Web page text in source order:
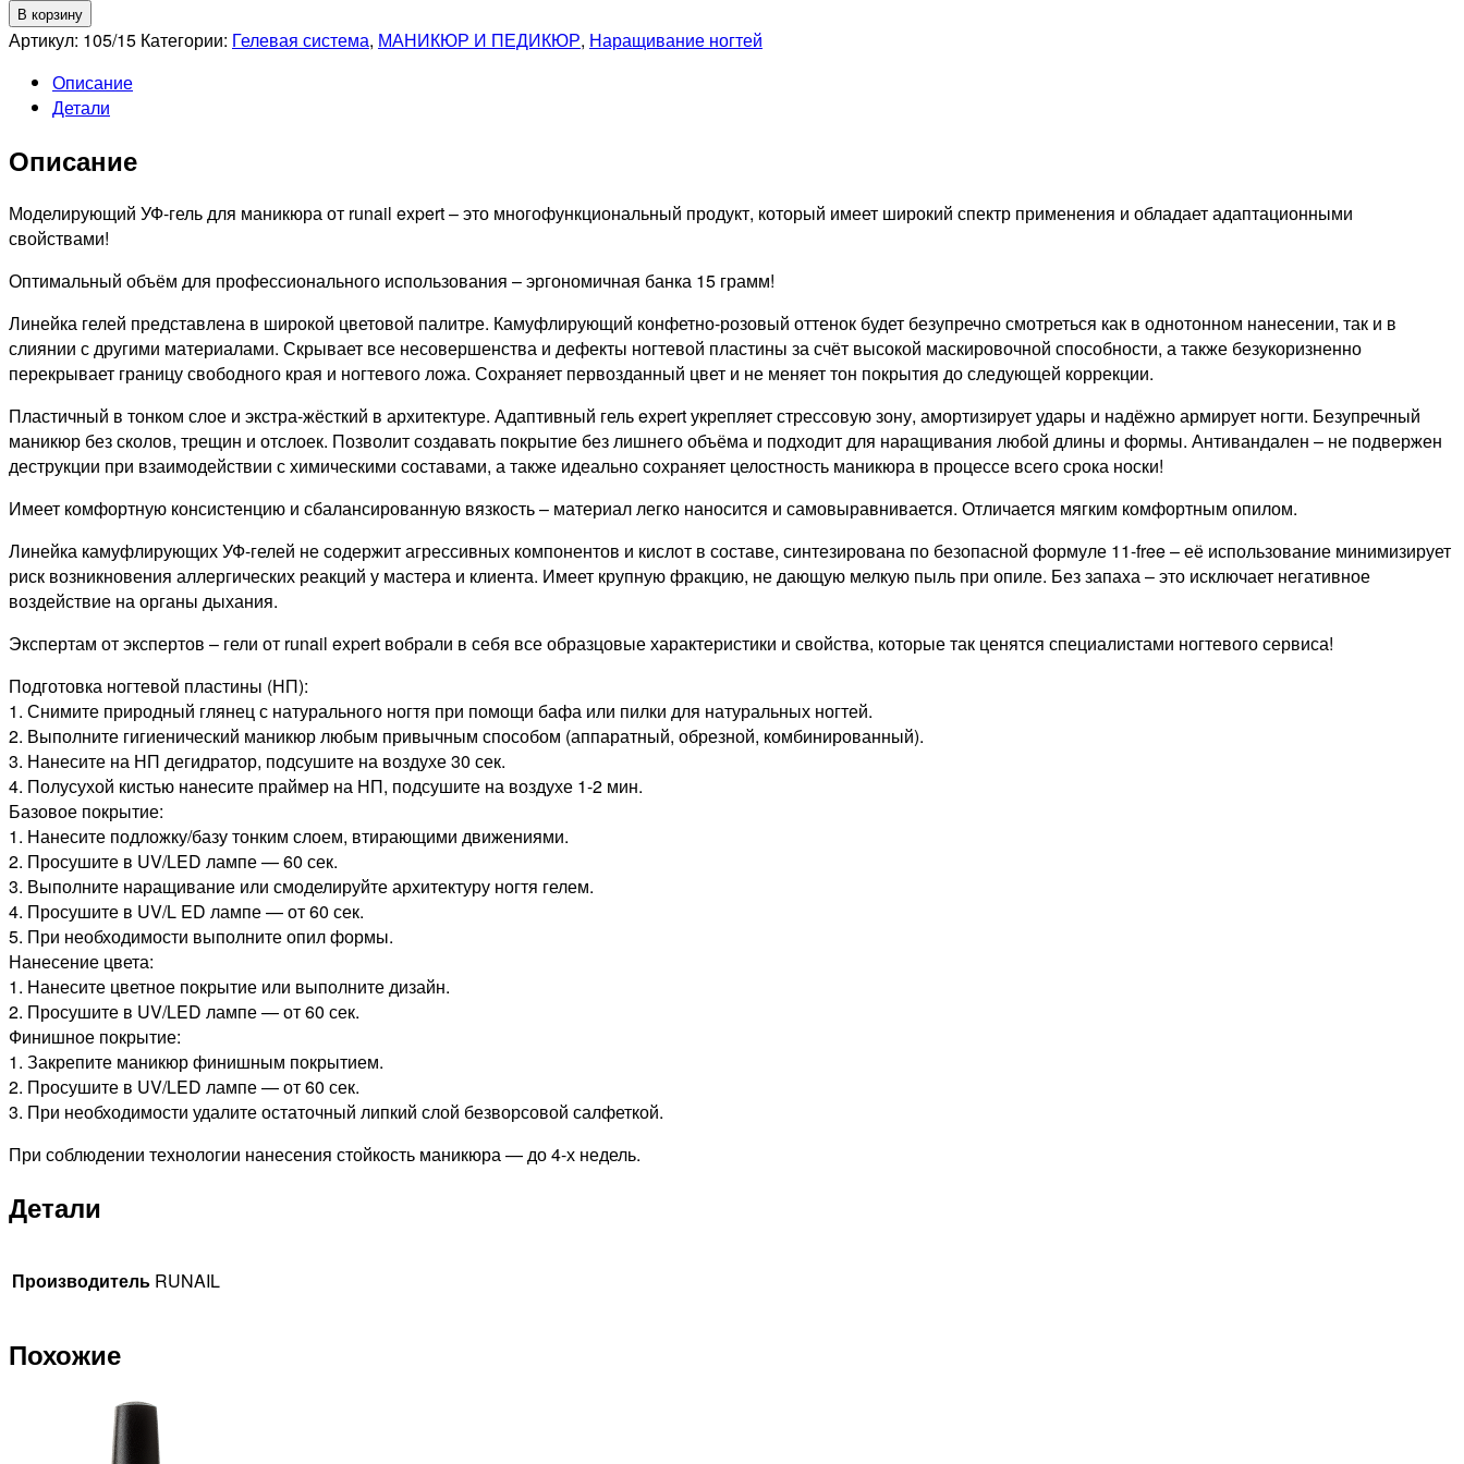
товара
RUNAIL
моделирующий
UV
GEL
№105,
15г
В корзину
Артикул: 105/15 Категории: Гелевая система, МАНИКЮР И ПЕДИКЮР, Наращивание ногтей
Описание
Детали
Описание
Моделирующий УФ-гель для маникюра от runail expert – это многофункциональный продукт, который имеет широкий спектр применения и обладает адаптационными
свойствами!
Оптимальный объём для профессионального использования – эргономичная банка 15 грамм!
Линейка гелей представлена в широкой цветовой палитре. Камуфлирующий конфетно-розовый оттенок будет безупречно смотреться как в однотонном нанесении, так и в
слиянии с другими материалами. Скрывает все несовершенства и дефекты ногтевой пластины за счёт высокой маскировочной способности, а также безукоризненно
перекрывает границу свободного края и ногтевого ложа. Сохраняет первозданный цвет и не меняет тон покрытия до следующей коррекции.
Пластичный в тонком слое и экстра-жёсткий в архитектуре. Адаптивный гель expert укрепляет стрессовую зону, амортизирует удары и надёжно армирует ногти. Безупречный
маникюр без сколов, трещин и отслоек. Позволит создавать покрытие без лишнего объёма и подходит для наращивания любой длины и формы. Антивандален – не подвержен
деструкции при взаимодействии с химическими составами, а также идеально сохраняет целостность маникюра в процессе всего срока носки!
Имеет комфортную консистенцию и сбалансированную вязкость – материал легко наносится и самовыравнивается. Отличается мягким комфортным опилом.
Линейка камуфлирующих УФ-гелей не содержит агрессивных компонентов и кислот в составе, синтезирована по безопасной формуле 11-free – её использование минимизирует
риск возникновения аллергических реакций у мастера и клиента. Имеет крупную фракцию, не дающую мелкую пыль при опиле. Без запаха – это исключает негативное
воздействие на органы дыхания.
Экспертам от экспертов – гели от runail expert вобрали в себя все образцовые характеристики и свойства, которые так ценятся специалистами ногтевого сервиса!
Подготовка ногтевой пластины (НП):
1. Снимите природный глянец с натурального ногтя при помощи бафа или пилки для натуральных ногтей.
2. Выполните гигиенический маникюр любым привычным способом (аппаратный, обрезной, комбинированный).
3. Нанесите на НП дегидратор, подсушите на воздухе 30 сек.
4. Полусухой кистью нанесите праймер на НП, подсушите на воздухе 1-2 мин.
Базовое покрытие:
1. Нанесите подложку/базу тонким слоем, втирающими движениями.
2. Просушите в UV/LED лампе — 60 сек.
3. Выполните наращивание или смоделируйте архитектуру ногтя гелем.
4. Просушите в UV/L ED лампе — от 60 сек.
5. При необходимости выполните опил формы.
Нанесение цвета:
1. Нанесите цветное покрытие или выполните дизайн.
2. Просушите в UV/LED лампе — от 60 сек.
Финишное покрытие:
1. Закрепите маникюр финишным покрытием.
2. Просушите в UV/LED лампе — от 60 сек.
3. При необходимости удалите остаточный липкий слой безворсовой салфеткой.
При соблюдении технологии нанесения стойкость маникюра — до 4-х недель.
Детали
Производитель RUNAIL
Похожие